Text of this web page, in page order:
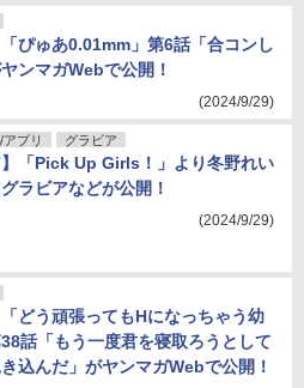
「ぴゅあ0.01mm」第6話「合コンし
ンマガWebで公開！
(2024/9/29)
アプリ グラビア
】「Pick Up Girls！」より冬野れい
ラビアなどが公開！
(2024/9/29)
「どう頑張ってもHになっちゃう幼
話「もう一度君を寝取ろうとして
込んだ」がヤンマガWebで公開！